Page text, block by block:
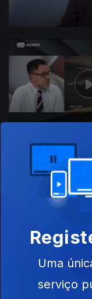
Uma
serviço